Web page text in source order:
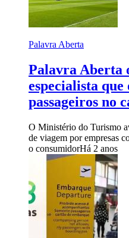
Palavra Aberta
Palavra Aberta
especialista
passageiros no
O Ministério do Turismo
de viagem por empresas
o consumidorHá 2 anos